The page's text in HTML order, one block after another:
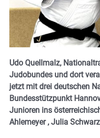
Udo Quellmalz,
Judobundes und dort
jetzt mit drei deutschen
Bundesstützpunkt
Junioren ins
Ahlemeyer , Julia